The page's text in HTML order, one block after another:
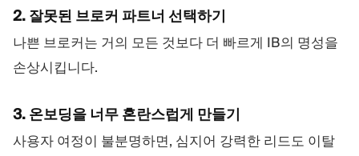
2. 잘못된 브로커 파트너 선택하기
나쁜 브로커는 거의 모든 것보다 더 빠르게 IB의 명성을
손상시킵니다.
3. 온보딩을 너무 혼란스럽게 만들기
사용자 여정이 불분명하면, 심지어 강력한 리드도 이탈